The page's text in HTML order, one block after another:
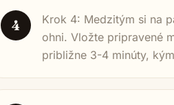
4
Krok 4: Medzitým si na
ohni. Vložte pripravené
približne 3-4 minúty,